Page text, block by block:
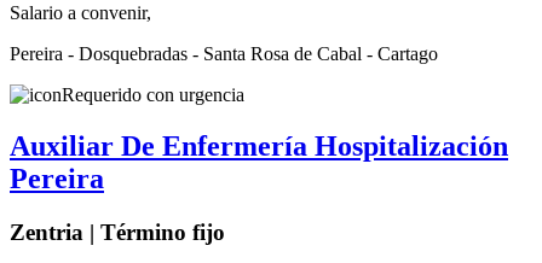
Salario a convenir,
Pereira - Dosquebradas - Santa Rosa de Cabal - Cartago
Requerido con urgencia
Auxiliar De Enfermería Hospitalización
Pereira
Zentria | Término fijo